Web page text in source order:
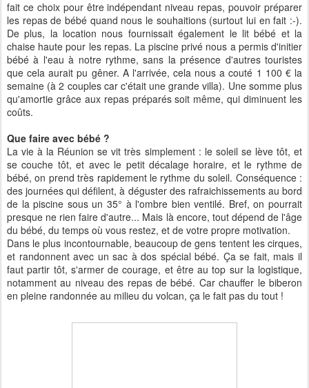
fait ce choix pour être indépendant niveau repas, pouvoir préparer
les repas de bébé quand nous le souhaitions (surtout lui en fait :-).
De plus, la location nous fournissait également le lit bébé et la
chaise haute pour les repas. La piscine privé nous a permis d'initier
bébé à l'eau à notre rythme, sans la présence d'autres touristes
que cela aurait pu gêner. A l'arrivée, cela nous a couté 1 100 € la
semaine (à 2 couples car c'était une grande villa). Une somme plus
qu'amortie grâce aux repas préparés soit même, qui diminuent les
coûts.
Que faire avec bébé ?
La vie à la Réunion se vit très simplement : le soleil se lève tôt, et
se couche tôt, et avec le petit décalage horaire, et le rythme de
bébé, on prend très rapidement le rythme du soleil. Conséquence :
des journées qui défilent, à déguster des rafraichissements au bord
de la piscine sous un 35° à l'ombre bien ventilé. Bref, on pourrait
presque ne rien faire d'autre... Mais là encore, tout dépend de l'âge
du bébé, du temps où vous restez, et de votre propre motivation.
Dans le plus incontournable, beaucoup de gens tentent les cirques,
et randonnent avec un sac à dos spécial bébé. Ça se fait, mais il
faut partir tôt, s'armer de courage, et être au top sur la logistique,
notamment au niveau des repas de bébé. Car chauffer le biberon
en pleine randonnée au milieu du volcan, ça le fait pas du tout !